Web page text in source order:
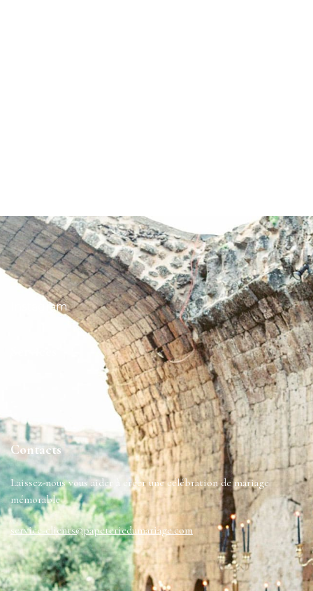
Instagram
Contacts
Laissez-nous vous aider à créer une célébration de mariage
mémorable
service-clients@papeteriedumariage.com